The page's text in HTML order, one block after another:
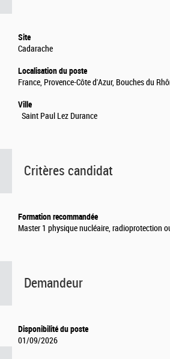
Site
Cadarache
Localisation du poste
France, Provence-Côte d'Azur, Bouches du
Ville
Saint Paul Lez Durance
Critères candidat
Formation recommandée
Master 1 physique nucléaire, radioprotection
Demandeur
Disponibilité du poste
01/09/2026